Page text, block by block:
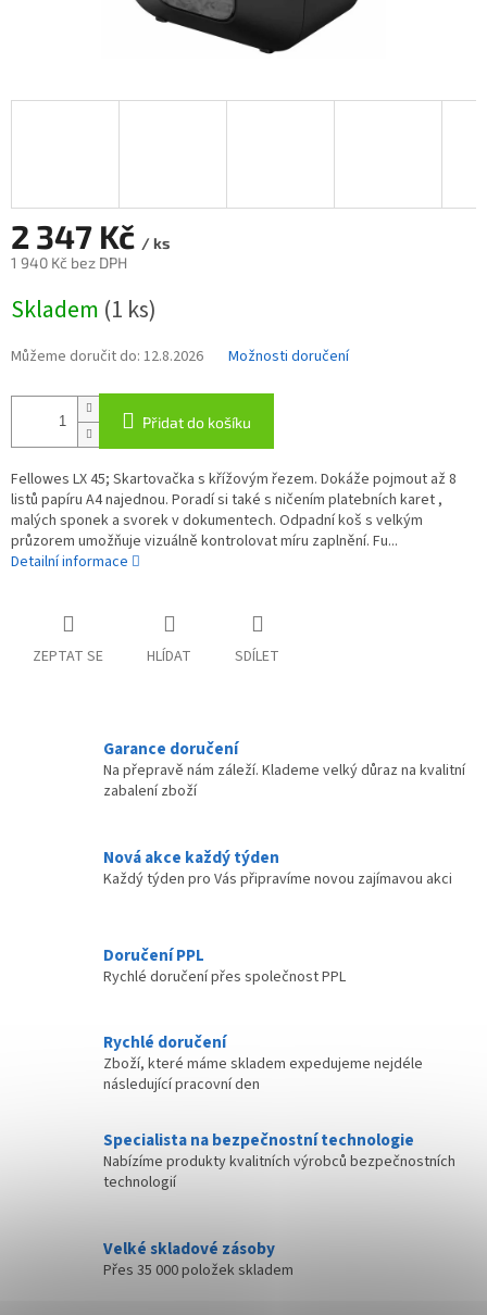
2 347 Kč / ks
1 940 Kč bez DPH
cena:
Skladem (1 ks)
Můžeme doručit do: 12.8.2026 Možnosti doručení
Přidat do košíku
Fellowes LX 45; Skartovačka s křížovým řezem. Dokáže pojmout až 8
listů papíru A4 najednou. Poradí si také s ničením platebních karet ,
malých sponek a svorek v dokumentech. Odpadní koš s velkým
průzorem umožňuje vizuálně kontrolovat míru zaplnění. Fu...
Detailní informace
ZEPTAT SE HLÍDAT SDÍLET
Garance doručení
Na přepravě nám záleží. Klademe velký důraz na kvalitní
zabalení zboží
Nová akce každý týden
Každý týden pro Vás připravíme novou zajímavou akci
Doručení PPL
Rychlé doručení přes společnost PPL
Rychlé doručení
Zboží, které máme skladem expedujeme nejdéle
následující pracovní den
Specialista na bezpečnostní technologie
Nabízíme produkty kvalitních výrobců bezpečnostních
technologií
Velké skladové zásoby
Přes 35 000 položek skladem